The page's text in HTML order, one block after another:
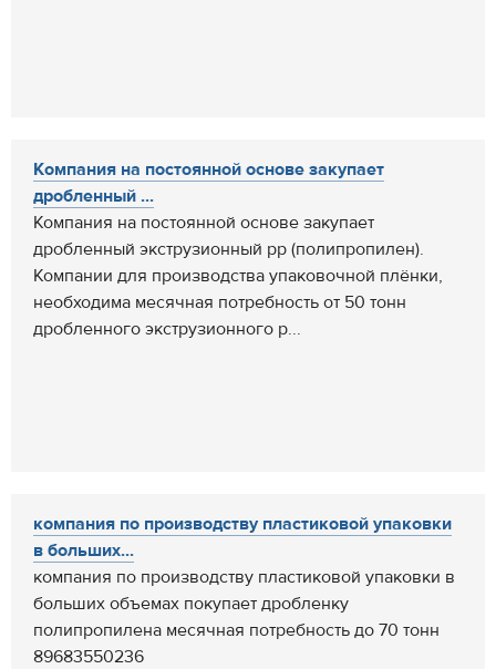
Компания на постоянной основе закупает
дробленный ...
Компания на постоянной основе закупает
дробленный экструзионный pp (полипропилен).
Компании для производства упаковочной плёнки,
необходима месячная потребность от 50 тонн
дробленного экструзионного p...
компания по производству пластиковой упаковки
в больших...
компания по производству пластиковой упаковки в
больших объемах покупает дробленку
полипропилена месячная потребность до 70 тонн
89683550236